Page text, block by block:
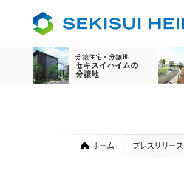
分譲住宅・分譲地
セキスイハイムの
分譲地
ホーム プレスリリー